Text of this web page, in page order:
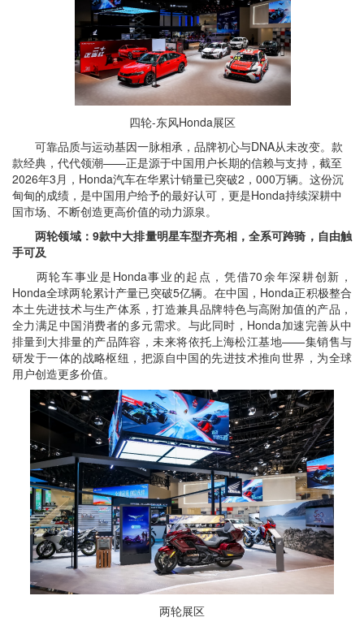
四轮-东风Honda展区
可靠品质与运动基因一脉相承，品牌初心与DNA从未改变。款
款经典，代代领潮——正是源于中国用户长期的信赖与支持，截至
2026年3月，Honda汽车在华累计销量已突破2，000万辆。这份沉
甸甸的成绩，是中国用户给予的最好认可，更是Honda持续深耕中
国市场、不断创造更高价值的动力源泉。
两轮领域：9款中大排量明星车型齐亮相，全系可跨骑，自由触
手可及
两轮车事业是Honda事业的起点，凭借70余年深耕创新，
Honda全球两轮累计产量已突破5亿辆。在中国，Honda正积极整合
本土先进技术与生产体系，打造兼具品牌特色与高附加值的产品，
全力满足中国消费者的多元需求。与此同时，Honda加速完善从中
排量到大排量的产品阵容，未来将依托上海松江基地——集销售与
研发于一体的战略枢纽，把源自中国的先进技术推向世界，为全球
用户创造更多价值。
两轮展区